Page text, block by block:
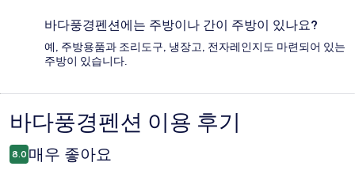
바다풍경펜션에는 주방이나 간이 주방이 있나요?
예, 주방용품과 조리도구, 냉장고, 전자레인지도 마련되어 있는
주방이 있습니다.
이
용
바다풍경펜션 이용 후기
8.0 매우 좋아요